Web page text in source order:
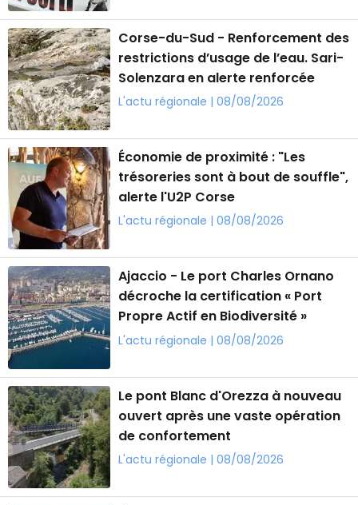
Corse-du-Sud - Renforcement des
restrictions d’usage de l’eau. Sari-
Solenzara en alerte renforcée
L'actu régionale | 08/08/2026
Économie de proximité : "Les
trésoreries sont à bout de souffle",
alerte l'U2P Corse
L'actu régionale | 08/08/2026
Ajaccio - Le port Charles Ornano
décroche la certification « Port
Propre Actif en Biodiversité »
L'actu régionale | 08/08/2026
Le pont Blanc d'Orezza à nouveau
ouvert après une vaste opération
de confortement
L'actu régionale | 08/08/2026